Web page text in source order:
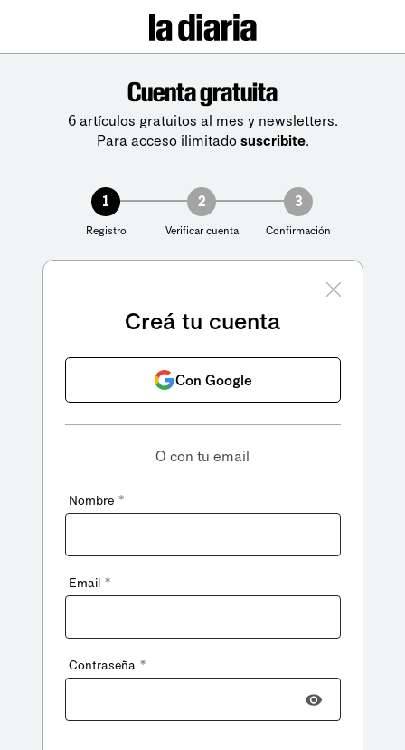
Cuenta gratuita
6 artículos gratuitos al mes y newsletters.
Para acceso ilimitado suscribite.
1
Registro
2
Verificar cuenta
3
Confirmación
Creá tu cuenta
Con Google
O con tu email
Nombre *
Email *
Contraseña *